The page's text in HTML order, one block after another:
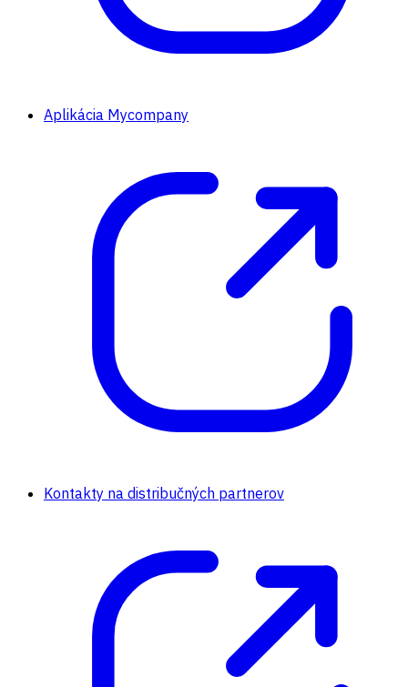
Aplikácia Mycompany
Kontakty na distribučných partnerov